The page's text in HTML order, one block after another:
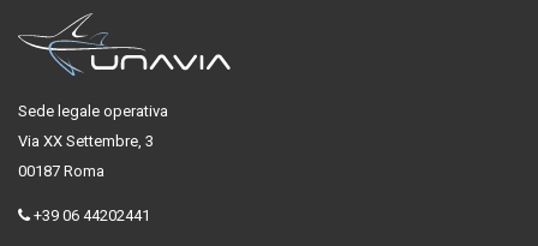
Sede legale operativa
Via XX Settembre, 3
00187 Roma
+39 06 44202441